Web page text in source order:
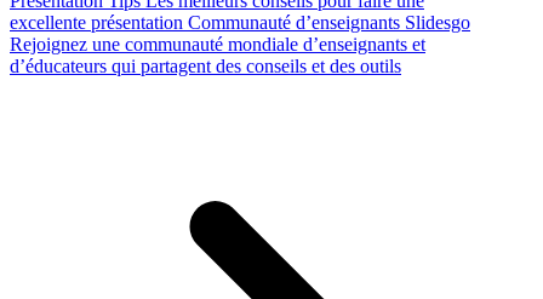
excellente présentation Communauté d’enseignants Slidesgo
Rejoignez une communauté mondiale d’enseignants et
d’éducateurs qui partagent des conseils et des outils